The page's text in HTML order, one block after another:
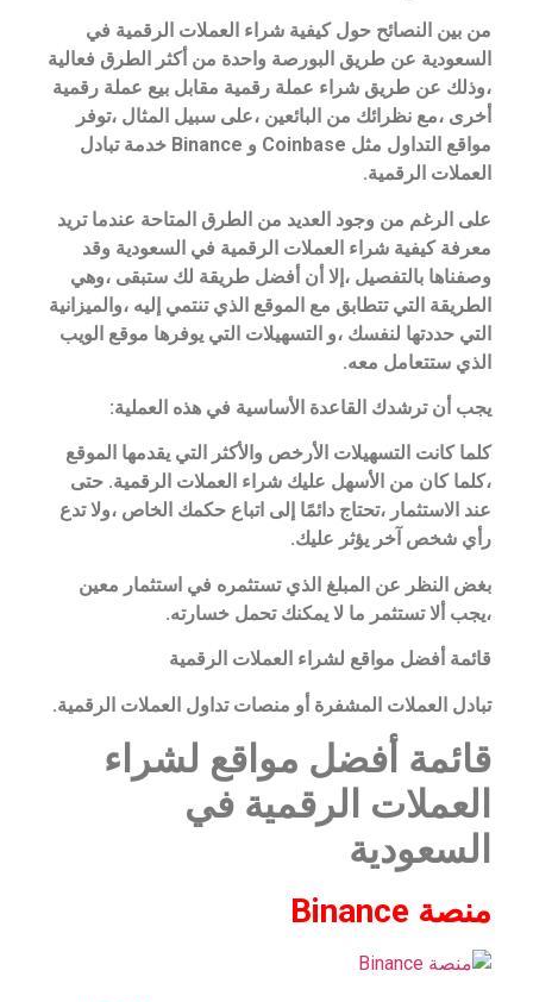
من بين النصائح حول كيفية شراء العملات الرقمية في
السعودية عن طريق البورصة واحدة من أكثر الطرق فعالية
،وذلك عن طريق شراء عملة رقمية مقابل بيع عملة رقمية
أخرى ،مع نظرائك من البائعين ،على سبيل المثال ،توفر
مواقع التداول مثل Coinbase و Binance خدمة تبادل
العملات الرقمية.
على الرغم من وجود العديد من الطرق المتاحة عندما تريد
معرفة كيفية شراء العملات الرقمية في السعودية وقد
وصفناها بالتفصيل ،إلا أن أفضل طريقة لك ستبقى ،وهي
الطريقة التي تتطابق مع الموقع الذي تنتمي إليه ،والميزانية
التي حددتها لنفسك ،و التسهيلات التي يوفرها موقع الويب
الذي ستتعامل معه.
يجب أن ترشدك القاعدة الأساسية في هذه العملية:
كلما كانت التسهيلات الأرخص والأكثر التي يقدمها الموقع
،كلما كان من الأسهل عليك شراء العملات الرقمية. حتى
عند الاستثمار ،تحتاج دائمًا إلى اتباع حكمك الخاص ،ولا تدع
رأي شخص آخر يؤثر عليك.
بغض النظر عن المبلغ الذي تستثمره في استثمار معين
،يجب ألا تستثمر ما لا يمكنك تحمل خسارته.
قائمة أفضل مواقع لشراء العملات الرقمية
تبادل العملات المشفرة أو منصات تداول العملات الرقمية.
قائمة أفضل مواقع لشراء
العملات الرقمية في
السعودية
منصة Binance